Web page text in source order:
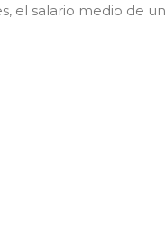
el salario medio de